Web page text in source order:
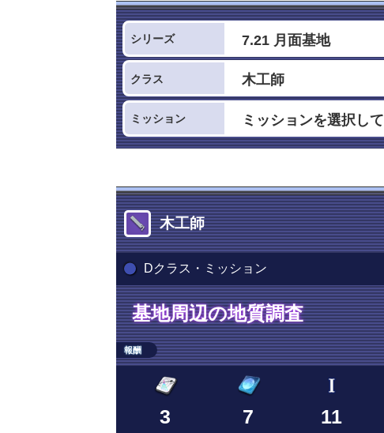
シリーズ
クラス
ミッション
木工師
Dクラス・ミッション
基地周辺の地質調査
報酬
3 7 11